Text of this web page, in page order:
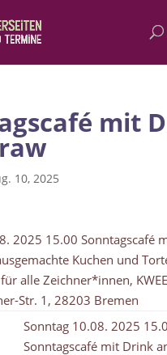
mit
10, 2025
2025 15.00 Sonntagscafé
Kuchen und
alle Zeichner*innen,
Str. 1, 28203 Bremen
Sonntag 10.08. 2025
Sonntagscafé mit Drink